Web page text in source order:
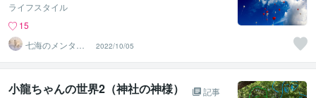
ライフスタイル
15
七海のメンタル
相談室
2022/10/05
小龍ちゃんの世界2（神社の神様）
記事